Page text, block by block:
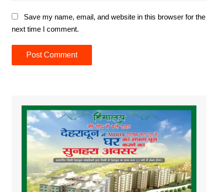
Save my name, email, and website in this browser for the
next time I comment.